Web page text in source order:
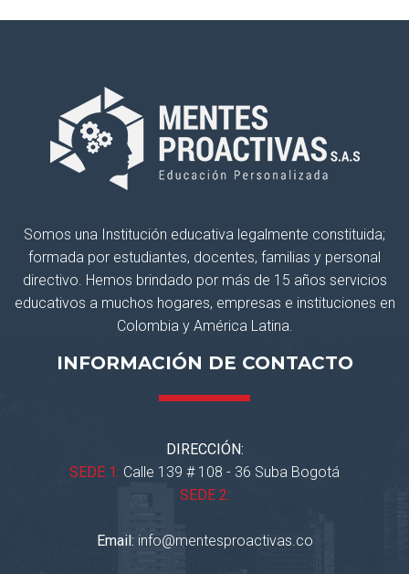
Somos una Institución educativa legalmente constituida;
formada por estudiantes, docentes, familias y personal
directivo. Hemos brindado por más de 15 años servicios
educativos a muchos hogares, empresas e instituciones en
Colombia y América Latina.
INFORMACIÓN DE CONTACTO
DIRECCIÓN:
SEDE 1: Calle 139 # 108 - 36 Suba Bogotá
SEDE 2:
Email: info@mentesproactivas.co